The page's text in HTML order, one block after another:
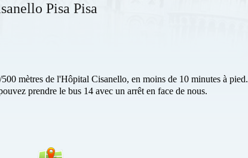
Pisa Pisa
mètres de l'Hôpital Cisanello, en moins de 10 minutes à pied.
prendre le bus 14 avec un arrêt en face de nous.